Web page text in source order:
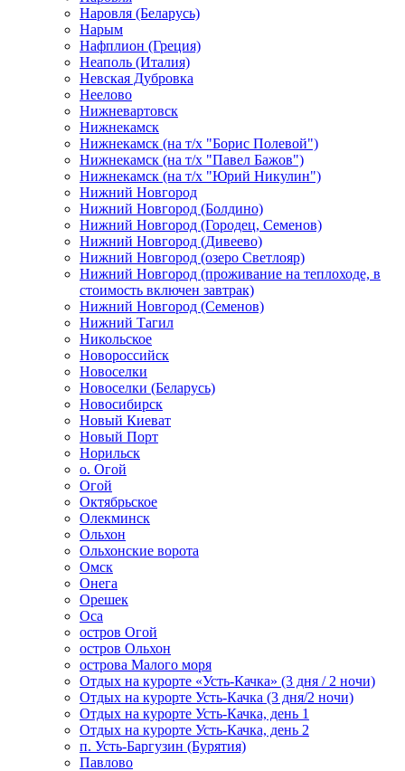
Наровля (Беларусь)
Нарым
Нафплион (Греция)
Неаполь (Италия)
Невская Дубровка
Неелово
Нижневартовск
Нижнекамск
Нижнекамск (на т/х "Борис Полевой")
Нижнекамск (на т/х "Павел Бажов")
Нижнекамск (на т/х "Юрий Никулин")
Нижний Новгород
Нижний Новгород (Болдино)
Нижний Новгород (Городец, Семенов)
Нижний Новгород (Дивеево)
Нижний Новгород (озеро Светлояр)
Нижний Новгород (проживание на теплоходе, в
стоимость включен завтрак)
Нижний Новгород (Семенов)
Нижний Тагил
Никольское
Новороссийск
Новоселки
Новоселки (Беларусь)
Новосибирск
Новый Киеват
Новый Порт
Норильск
о. Огой
Огой
Октябрьское
Олекминск
Ольхон
Ольхонские ворота
Омск
Онега
Орешек
Оса
остров Огой
остров Ольхон
острова Малого моря
Отдых на курорте «Усть-Качка» (3 дня / 2 ночи)
Отдых на курорте Усть-Качка (3 дня/2 ночи)
Отдых на курорте Усть-Качка, день 1
Отдых на курорте Усть-Качка, день 2
п. Усть-Баргузин (Бурятия)
Павлово